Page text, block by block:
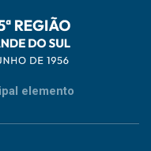
elemento